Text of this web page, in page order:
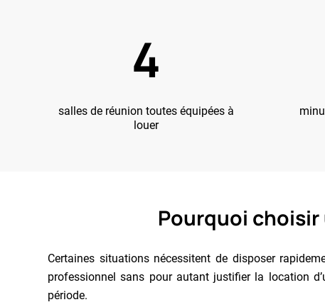
4
salles de réunion toutes équipées à
louer
Pourquoi
Certaines situations nécessitent de disposer
professionnel sans pour autant justifier la location
période.